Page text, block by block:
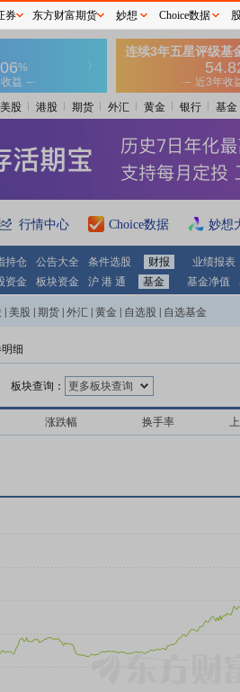
美股 港股 期货 外汇 黄金 银行 基金
行情中心 Choice数据 妙想
持仓 公告大全 条件选股 财报 业绩报表
资金 板块资金 沪 港 通 基金 基金净值
美股 期货 外汇 黄金 自选股 自选基金
细
板块查询： 更多板块查询
涨跌幅 换手率
券 东方财富期货 妙想 Choice数据